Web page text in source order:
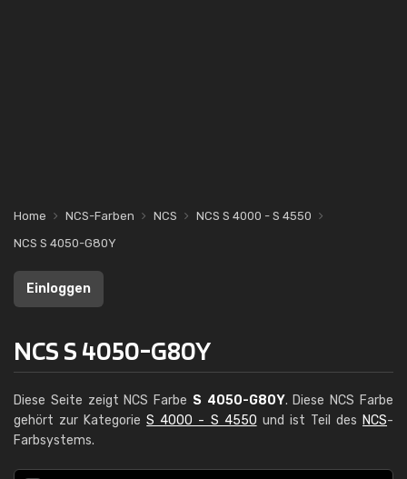
Home NCS-Farben NCS
NCS S 4000 - S 4550
NCS S 4050-G80Y
Einloggen
NCS S 4050-G80Y
Diese Seite zeigt NCS Farbe S 4050-G80Y. Diese NCS Farbe
gehört zur KategorieS 4000 - S 4550 und ist Teil des NCS-
Farbsystems.